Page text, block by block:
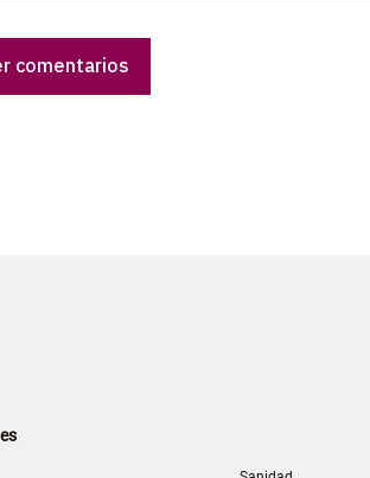
comentarios